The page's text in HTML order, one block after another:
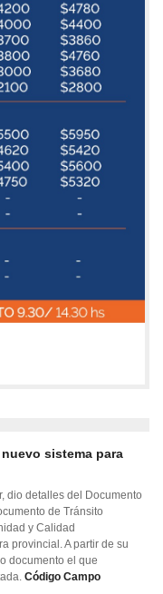
sistema para
dio detalles del Documento
de Tránsito
y Calidad
provincial. A partir de su
documento el que
Código Campo